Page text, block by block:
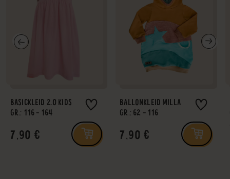
BASICKLEID 2.0 KIDS
GR.: 116 - 164
7,90 €
BALLONKLEID MILLA
GR.: 62 - 116
7,90 €